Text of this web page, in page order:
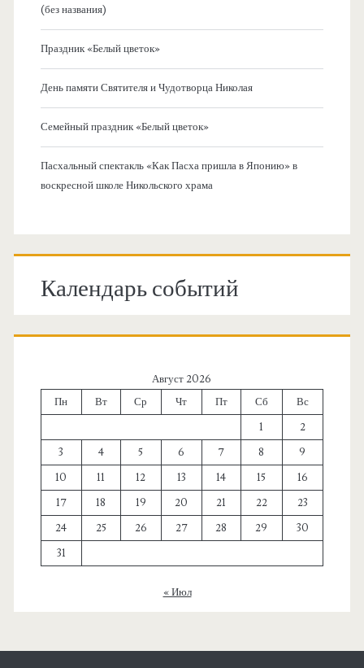
(без названия)
Праздник «Белый цветок»
День памяти Святителя и Чудотворца Николая
Семейный праздник «Белый цветок»
Пасхальный спектакль «Как Пасха пришла в Японию» в
воскресной школе Никольского храма
Календарь событий
Август 2026
Пн
Вт Ср Чт Пт Сб
Вс
1
2
3
4 5 6 7 8
9
10
11 12 13 14 15
16
17
18 19 20 21 22
23
24
25 26 27 28 29
30
31
« Июл